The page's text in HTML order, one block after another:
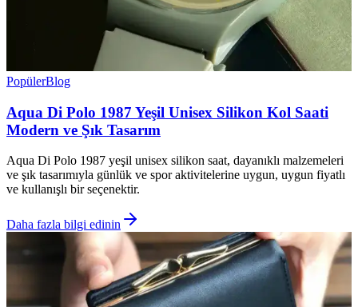
PopülerBlog
Aqua Di Polo 1987 Yeşil Unisex Silikon Kol Saati
Modern ve Şık Tasarım
Aqua Di Polo 1987 yeşil unisex silikon saat, dayanıklı malzemeleri
ve şık tasarımıyla günlük ve spor aktivitelerine uygun, uygun fiyatlı
ve kullanışlı bir seçenektir.
Daha fazla bilgi edinin